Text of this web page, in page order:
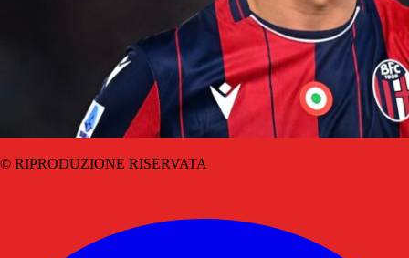
© RIPRODUZIONE RISERVATA